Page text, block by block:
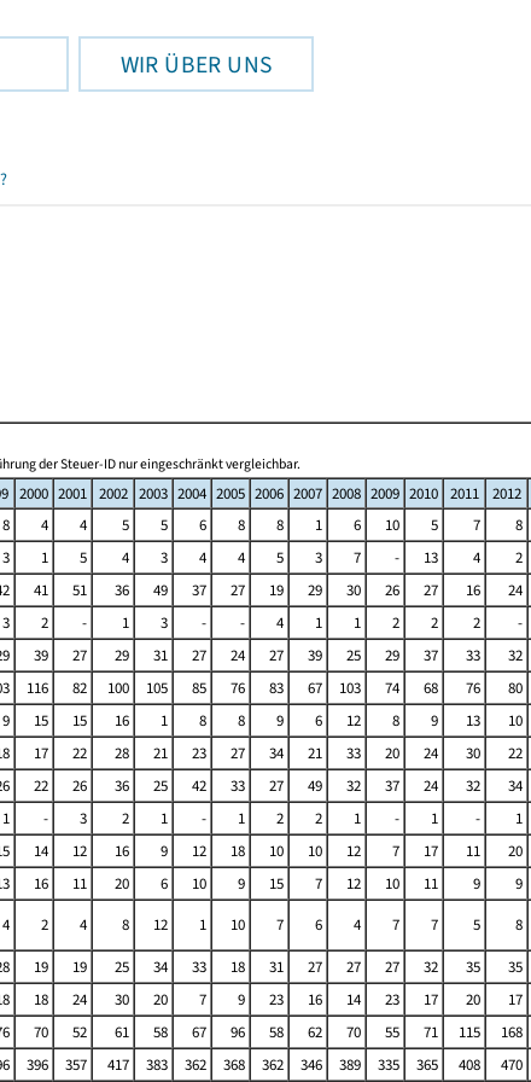
WIR ÜBER UNS
der Steuer-ID nur eingeschränkt vergleichbar.
2000 2001 2002 2003 2004 2005 2006 2007 2008 2009 2010 2011
2012
8 4 4 5 5 6 8 8 1 6 10 5 7
8
3 1 5 4 3 4 4 5 3 7 - 13 4
2
41 51 36 49 37 27 19 29 30 26 27 16
24
3 2 - 1 3 - - 4 1 1 2 2 2
-
39 27 29 31 27 24 27 39 25 29 37 33
32
116 82 100 105 85 76 83 67 103 74 68 76
80
9 15 15 16 1 8 8 9 6 12 8 9 13
10
17 22 28 21 23 27 34 21 33 20 24 30
22
22 26 36 25 42 33 27 49 32 37 24 32
34
1 - 3 2 1 - 1 2 2 1 - 1 -
1
14 12 16 9 12 18 10 10 12 7 17 11
20
16 11 20 6 10 9 15 7 12 10 11 9
9
4 2 4 8 12 1 10 7 6 4 7 7 5
8
19 19 25 34 33 18 31 27 27 27 32 35
35
18 24 30 20 7 9 23 16 14 23 17 20
17
70 52 61 58 67 96 58 62 70 55 71 115
168
396 357 417 383 362 368 362 346 389 335 365 408 470